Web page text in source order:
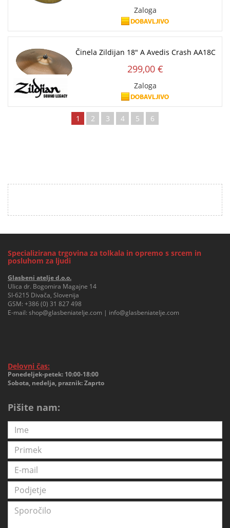
Zaloga
Činela Zildijan 18" A Avedis Crash AA18C
299,00 €
Zaloga
1 2 3 4 5 6
Specializirana trgovina za tolkala in opremo s srcem in
posluhom za ljudi
Glasbeni atelje d.o.o.
Ulica dr. Bogomira Magajne 14
SI-6215 Divača, Slovenija
GSM: +386 (0) 31 827 498
E-mail: shop@glasbeniatelje.com | info@glasbeniatelje.com
Delovni čas:
Ponedeljek-petek: 10:00-18:00
Sobota, nedelja, praznik: Zaprto
Pišite nam: